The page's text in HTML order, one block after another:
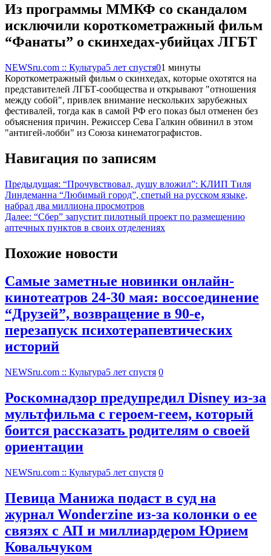
Из программы ММКФ со скандалом
исключили короткометражный фильм
“Фанаты” о скинхедах-убийцах ЛГБТ
NEWSru.com :: Культура5 лет спустя01 минуты
Короткометражный фильм о скинхедах, которые охотятся на
представителей ЛГБТ-сообщества и открывают "отношения
между собой", привлек внимание нескольких зарубежных
фестивалей, тогда как в самой РФ его показ был отменен без
объяснения причин. Режиссер Сева Галкин обвинил в этом
"антигей-лобби" из Союза кинематографистов.
Навигация по записям
Предыдущая: “Прочувствовал, душу вложил”: КЛИП Тиля
Линдеманна “Любимый город”, спетый на русском языке,
набрал два миллиона просмотров
Далее: “Сбер” запустит пилотный проект по размещению
аптечных пунктов в своих отделениях
Похожие новости
Самые заметные новинки онлайн-
кинотеатров 24-30 мая: воссоединение
“Друзей”, возвращение в 90-е,
перезапуск психотерапевтических
историй
NEWSru.com :: Культура5 лет спустя 0
Роскомнадзор предупредил Disney из-за
мультфильма c героем-геем, который
боится рассказать родителям о своей
ориентации
NEWSru.com :: Культура5 лет спустя 0
Певица Манижа подаст в суд на
журнал Wonderzine из-за колонки о ее
связях с АП и миллиардером Юрием
Ковальчуком